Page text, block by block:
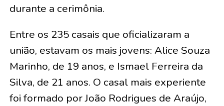
durante a cerimônia.
Entre os 235 casais que oficializaram a
união, estavam os mais jovens: Alice Souza
Marinho, de 19 anos, e Ismael Ferreira da
Silva, de 21 anos. O casal mais experiente
foi formado porJoão Rodrigues de Araújo,